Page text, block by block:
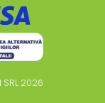
SRL 2026